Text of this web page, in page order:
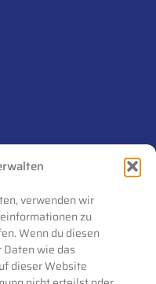
verwenden wir
zu
Wenn du diesen
wie das
dieser Website